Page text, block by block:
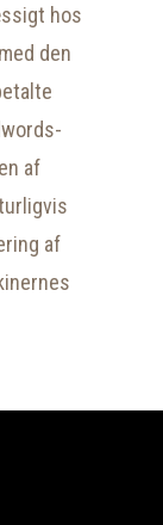
hos
den
af
af